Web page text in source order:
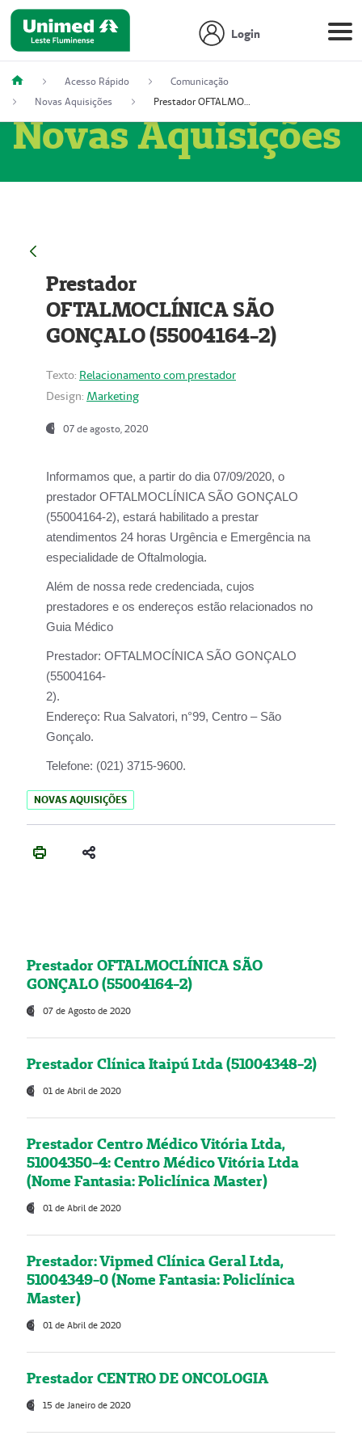
Login
Acesso Rápido
Comunicação
Novas Aquisições
Prestador OFTALMOCLÍNICA SÃO GONÇALO (55004164-2)
Novas Aquisições
Prestador
OFTALMOCLÍNICA SÃO
GONÇALO (55004164-2)
Texto: Relacionamento com prestador
Design: Marketing
07 de agosto, 2020
Informamos que, a partir do dia 07/09/2020, o
prestador OFTALMOCLÍNICA SÃO GONÇALO
(55004164-2), estará habilitado a prestar
atendimentos 24 horas Urgência e Emergência na
especialidade de Oftalmologia.
Além de nossa rede credenciada, cujos
prestadores e os endereços estão relacionados no
Guia Médico
Prestador: OFTALMOCÍNICA SÃO GONÇALO
(55004164-
2).
Endereço: Rua Salvatori, n°99, Centro – São
Gonçalo.
Telefone: (021) 3715-9600.
NOVAS AQUISIÇÕES
Prestador OFTALMOCLÍNICA SÃO
GONÇALO (55004164-2)
07 de Agosto de 2020
Prestador Clínica Itaipú Ltda (51004348-2)
01 de Abril de 2020
Prestador Centro Médico Vitória Ltda,
51004350-4: Centro Médico Vitória Ltda
(Nome Fantasia: Policlínica Master)
01 de Abril de 2020
Prestador: Vipmed Clínica Geral Ltda,
51004349-0 (Nome Fantasia: Policlínica
Master)
01 de Abril de 2020
Prestador CENTRO DE ONCOLOGIA
15 de Janeiro de 2020